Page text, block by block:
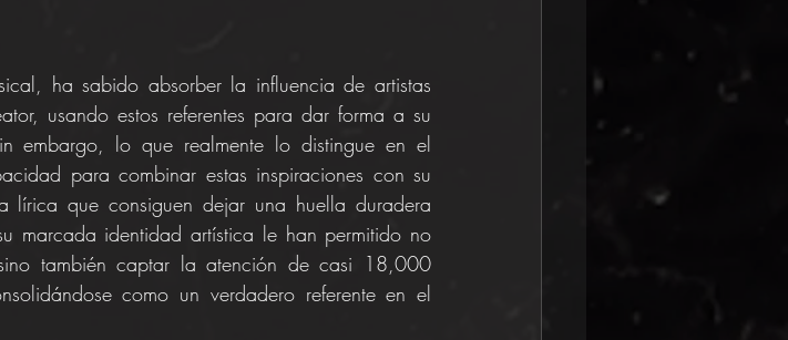
ha sabido absorber la influencia de artistas
usando estos referentes para dar forma a su
embargo, lo que realmente lo distingue en el
para combinar estas inspiraciones con su
que consiguen dejar una huella duradera
marcada identidad artística le han permitido no
también captar la atención de casi 18,000
como un verdadero referente en el